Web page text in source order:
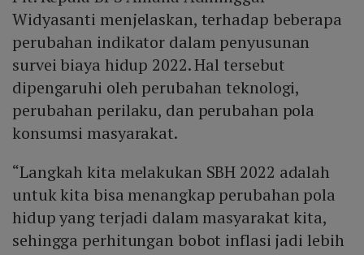
Widyasanti menjelaskan, terhadap beberapa
perubahan indikator dalam penyusunan
survei biaya hidup 2022. Hal tersebut
dipengaruhi oleh perubahan teknologi,
perubahan perilaku, dan perubahan pola
konsumsi masyarakat.
“Langkah kita melakukan SBH 2022 adalah
untuk kita bisa menangkap perubahan pola
hidup yang terjadi dalam masyarakat kita,
sehingga perhitungan bobot inflasi jadi lebih